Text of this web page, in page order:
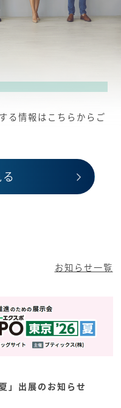
る情報はこちらからご
お知らせ一覧
」出展のお知らせ